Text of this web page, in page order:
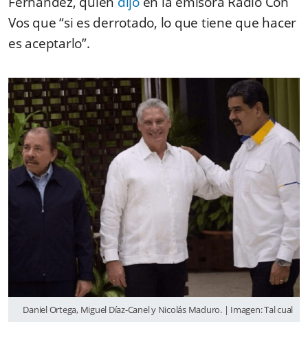
Vos que “si es derrotado, lo que tiene que hacer
es aceptarlo”.
Daniel Ortega, Miguel Díaz-Canel y Nicolás Maduro. | Imagen: Tal cual